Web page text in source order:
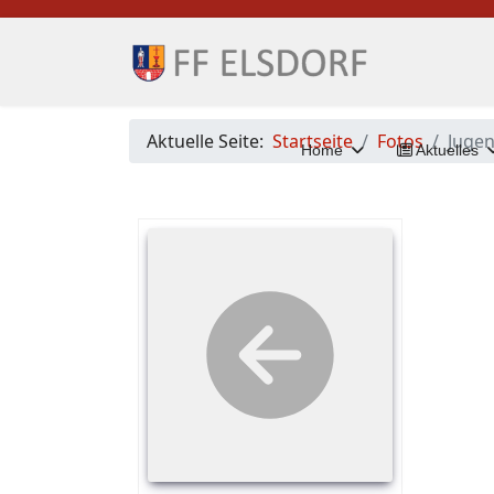
Home Aktuelles
Aktuelle Seite: Startseite Fotos